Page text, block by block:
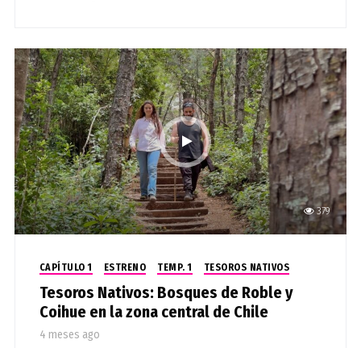
379
CAPÍTULO 1 ESTRENO TEMP. 1 TESOROS NATIVOS
Tesoros Nativos: Bosques de Roble y
Coihue en la zona central de Chile
4 meses ago